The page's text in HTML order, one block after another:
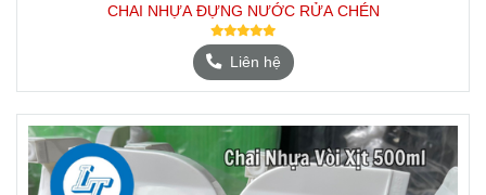
CHAI NHỰA ĐỰNG NƯỚC RỬA CHÉN
Liên hệ